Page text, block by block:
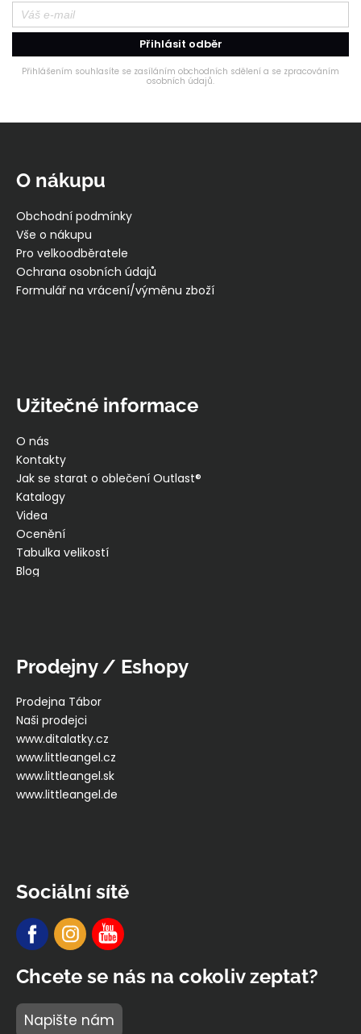
Přihlásit odběr
Přihlášením souhlasíte se zasíláním obchodních sdělení a se zpracováním
osobních údajů.
O nákupu
Obchodní podmínky
Vše o nákupu
Pro velkoodběratele
Ochrana osobních údajů
Formulář na vrácení/výměnu zboží
Užitečné informace
O nás
Kontakty
Jak se starat o oblečení Outlast®
Katalogy
Videa
Ocenění
Tabulka velikostí
Blog
Prodejny / Eshopy
Prodejna Tábor
Naši prodejci
www.ditalatky.cz
www.littleangel.cz
www.littleangel.sk
www.littleangel.de
Sociální sítě
Chcete se nás na cokoliv zeptat?
Napište nám